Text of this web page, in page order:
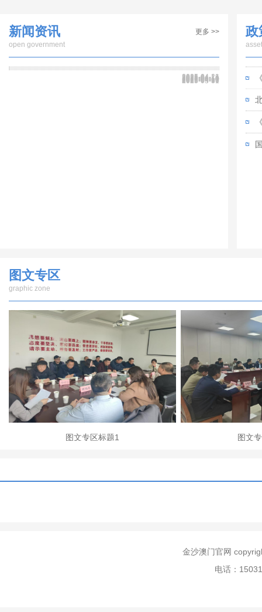
更多 >>
新闻资讯
open government
2025-04-21
2025-04-15
2025-04-14
2025-04-10
2025-04-10
2025-04-10
2025-04-03
2025-03-31
政
图文专区
graphic zone
图文专区标题1 图文
金沙澳门官网
电话：